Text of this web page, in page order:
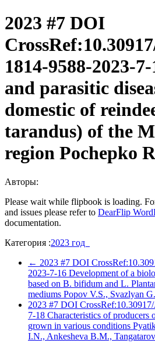
2023 #7 DOI
1814-9588-2023-
and parasitic
domestic of
tarandus) of the
region Pochepko
Авторы:
Please wait while flipbook is loading.
and issues please refer to DearFlip
documentation.
Категория :2023 год
← 2023 #7 DOI
2023-7-16 Development of a
based on B. bifidum and L.
mediums Popov V.S., Svazlyan
2023 #7 DOI
7-18 Characteristics of producers
grown in various conditions
I.N., Ankesheva B.M.,